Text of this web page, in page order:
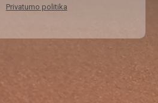
Privatumo politika